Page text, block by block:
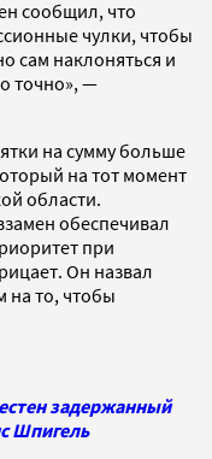
сообщил, что
чулки, чтобы
сам наклоняться и
точно», —
на сумму больше
на тот момент
области.
обеспечивал
при
Он назвал
на то, чтобы
задержанный
Шпигель